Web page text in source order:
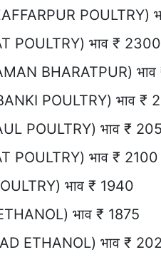
POULTRY)
POULTRY) भाव ₹ 2300
BHARATPUR)
POULTRY) भाव ₹
POULTRY) भाव ₹
POULTRY) भाव ₹ 2100
भाव ₹ 1940
भाव ₹ 1875
ETHANOL) भाव ₹